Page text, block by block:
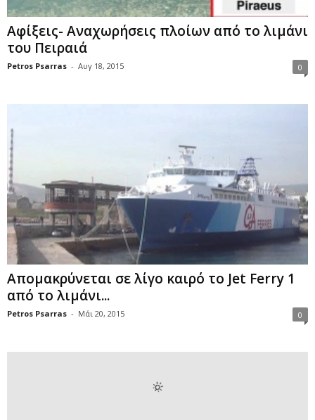
Αφίξεις- Αναχωρήσεις πλοίων από το λιμάνι
του Πειραιά
Petros Psarras - Αυγ 18, 2015 0
Απομακρύνεται σε λίγο καιρό το Jet Ferry 1
από το λιμάνι...
Petros Psarras - Μάι 20, 2015 0